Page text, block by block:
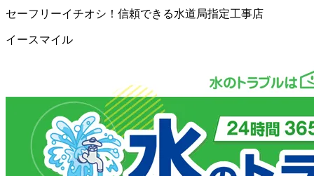
セーフリーイチオシ！信頼できる水道局指定工事店
イースマイル